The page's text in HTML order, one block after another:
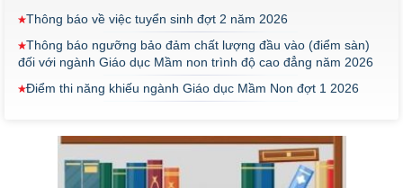
Thông báo ngưỡng bảo đảm chất lượng đầu vào (điểm sàn)
đối với ngành Giáo dục Mầm non trình độ cao đẳng năm 2026
Điểm thi năng khiếu ngành Giáo dục Mầm Non đợt 1 2026
Thông báo về việc triển khai một số văn bản mới
KHỐI Y DƯỢC NĂM 2026
ĐIỂM TỐT NGHIỆP KHỐI Y - DƯỢC NĂM 2026